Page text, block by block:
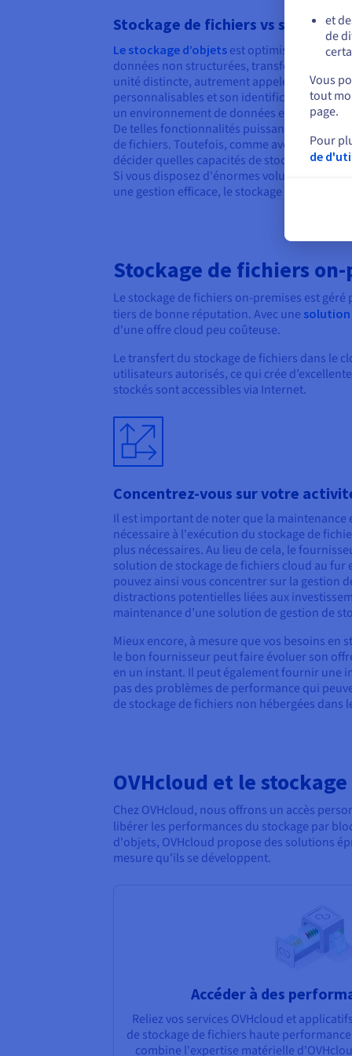
Stockage de fichiers vs
Le stockage d’objets est optimisé pour la
données non structurées, transformant
unité distincte, autrement appelée « objet ».
personnalisables et son identificateur
un environnement de données et peut être
De telles fonctionnalités puissantes ne sont
de fichiers. Toutefois, comme avec le
décider quelles capacités de stockage sont
Si vous disposez d'énormes volumes de
une gestion efficace, le stockage d'objets
Stockage de fichiers
Le stockage de fichiers on-premises est
tiers de bonne réputation. Avec une
d'une offre cloud peu coûteuse.
Le transfert du stockage de fichiers dans le
utilisateurs autorisés, ce qui crée
stockés sont accessibles via Internet.
Concentrez-vous sur votre
Il est important de noter que la maintenance
nécessaire à l'exécution du stockage de
plus nécessaires. Au lieu de cela, le
solution de stockage de fichiers cloud au fur
pouvez ainsi vous concentrer sur la gestion
distractions potentielles liées aux
maintenance d’une solution de gestion de
Mieux encore, à mesure que vos besoins en
le bon fournisseur peut faire évoluer son
en un instant. Il peut également fournir une
pas des problèmes de performance qui
de stockage de fichiers non hébergées dans
OVHcloud et le
Chez OVHcloud, nous offrons un accès
libérer les performances du stockage par
d'objets, OVHcloud propose des solutions
mesure qu'ils se développent.
Accéder à des
Reliez vos services OVHcloud et
de stockage de fichiers haute
combine l'expertise matérielle
et
de
Vous
tout
page.
Pour
de